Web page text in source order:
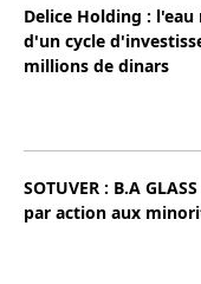
Delice Holding :
d'un cycle
millions de dinars
SOTUVER : B.A
par action aux